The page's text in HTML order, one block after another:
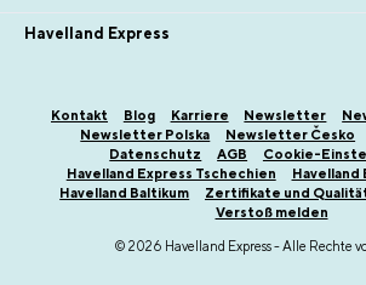
Havelland Express
Kontakt Blog Karriere Newsletter
Newsletter Polska
Newsletter Česko
Datenschutz
AGB
Cookie-
Havelland Express Tschechien
Havelland
Havelland Baltikum
Zertifikate und
Verstoß melden
© 2026 Havelland Express - Alle Rechte